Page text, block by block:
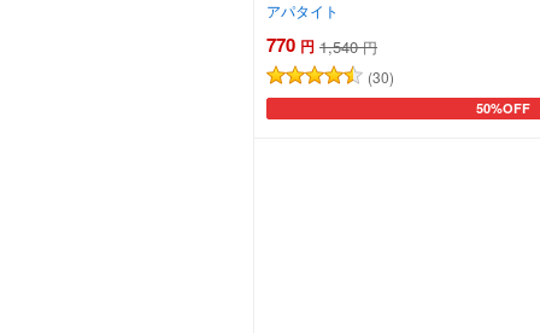
アパタイト
770 円 1,540 円
(30)
50%OFF
カートに追